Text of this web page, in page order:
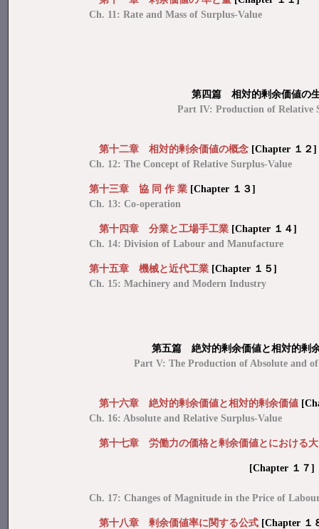
Ch. 11: Rate and Mass of Surplus-Value
第四篇 相対的剰余価値の
Part IV: Production of Relative
第十二章 相対的剰余価値の概念 [Chapter １２]
Ch. 12: The Concept of Relative Surplus-Value
第十三章 協 同 作 業 [Chapter １３]
Ch. 13: Co-operation
第十四章 分業と工場手工業 [Chapter １４]
Ch. 14: Division of Labour and Manufacture
第十五章 機械と近代工業 [Chapter １５]
Ch. 15: Machinery and Modern Industry
第五篇 絶対的剰余価値と相対的剰
Part V: The Production of Absolute and
第十六章 絶対的剰余価値と相対的剰余価値
Ch. 16: Absolute and Relative Surplus-Value
第十七章 労働力の価格と剰余価値とにおける
[Chapter １７]
Ch. 17: Changes of Magnitude in the Price of
第十八章 剰余価値率に関する公式 [Chapter １